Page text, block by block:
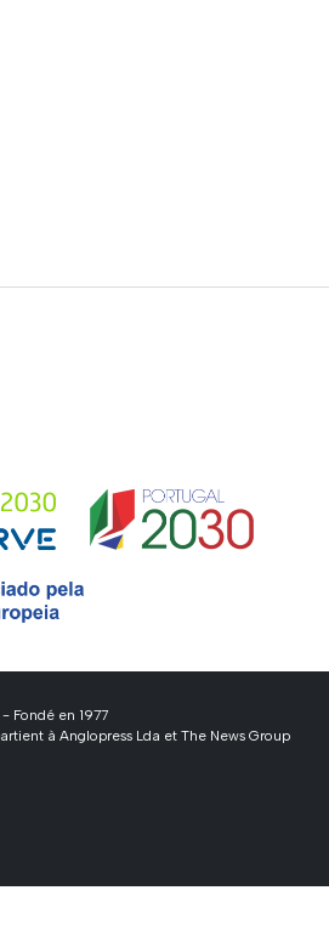
Fondé en 1977
à Anglopress Lda et The News Group